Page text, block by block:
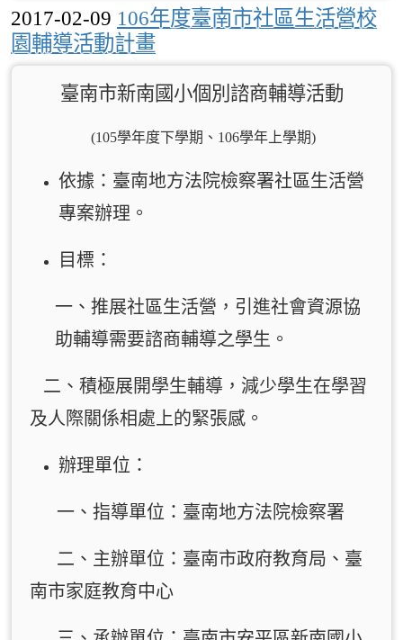
2017-02-09 106年度臺南市社區生活營校
園輔導活動計畫
臺南市新南國小個別諮商輔導活動
(105學年度下學期、106學年上學期)
依據：臺南地方法院檢察署社區生活營
專案辦理。
目標：
一、推展社區生活營，引進社會資源協
助輔導需要諮商輔導之學生。
二、積極展開學生輔導，減少學生在學習
及人際關係相處上的緊張感。
辦理單位：
一、指導單位：臺南地方法院檢察署
二、主辦單位：臺南市政府教育局、臺
南市家庭教育中心